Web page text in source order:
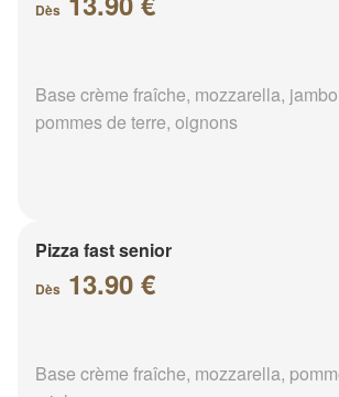
Dès
Base crème fraîche, mozzarella,
pommes de terre, oignons
Pizza fast senior
Dès 13.90 €
Base crème fraîche, mozzarella,